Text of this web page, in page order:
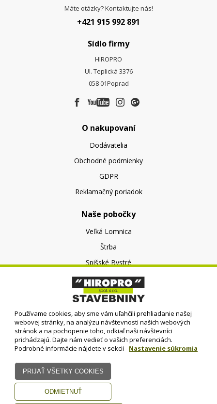
Máte otázky? Kontaktujte nás!
+421 915 992 891
Sídlo firmy
HIROPRO
Ul. Teplická 3376
058 01Poprad
O nakupovaní
Dodávatelia
Obchodné podmienky
GDPR
Reklamačný poriadok
Naše pobočky
Veľká Lomnica
Štrba
Spišské Bystré
O nás
O spoločnosti
Kontakt
© HIROPRO, spol. s r.o.
Používame cookies, aby sme vám uľahčili prehliadanie našej
webovej stránky, na analýzu návštevnosti našich webových
stránok a na pochopenie toho, odkiaľ naši návštevníci
prichádzajú. Dajte nám vedieť o vašich preferenciách.
Podrobné informácie nájdete v sekcii - Nastavenie súkromia